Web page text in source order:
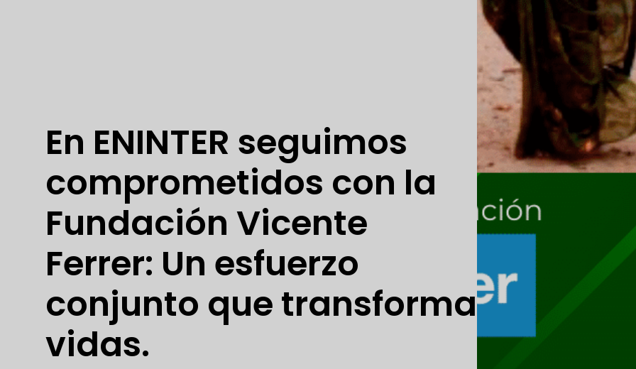
En ENINTER seguimos
comprometidos con la
Fundación Vicente
Ferrer: Un esfuerzo
conjunto que transforma
vidas.